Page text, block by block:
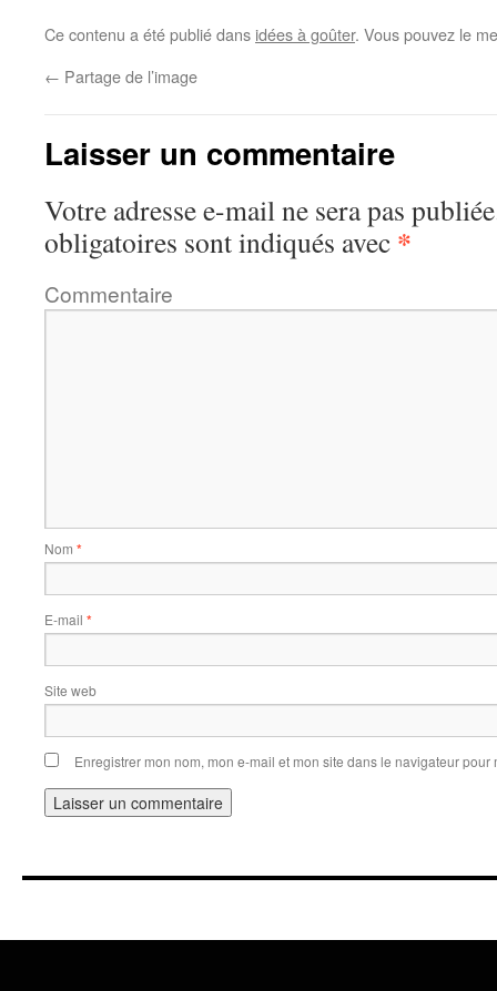
Ce contenu a été publié dans idées à goûter. Vous pouvez le
← Partage de l’image
Laisser un commentaire
Votre adresse e-mail ne sera pas
obligatoires sont indiqués avec *
Commentaire
Nom *
E-mail *
Site web
Enregistrer mon nom, mon e-mail et mon site dans le navigateur